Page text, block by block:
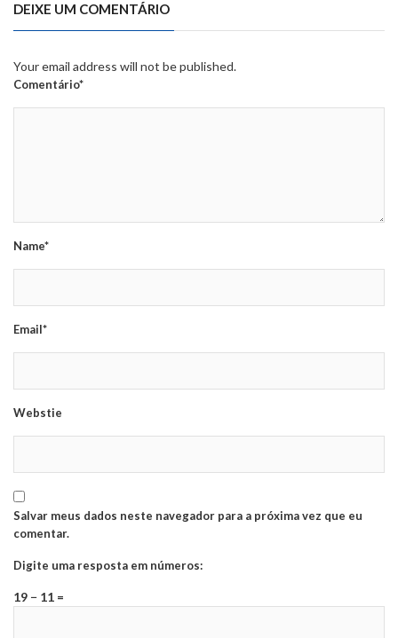
DEIXE UM COMENTÁRIO
Your email address will not be published.
Comentário*
Name*
Email*
Webstie
Salvar meus dados neste navegador para a próxima vez que eu
comentar.
Digite uma resposta em números:
19 − 11 =